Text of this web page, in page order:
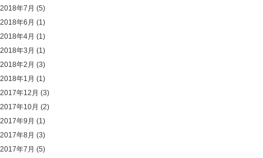
2018年7月 (5)
2018年6月 (1)
2018年4月 (1)
2018年3月 (1)
2018年2月 (3)
2018年1月 (1)
2017年12月 (3)
2017年10月 (2)
2017年9月 (1)
2017年8月 (3)
2017年7月 (5)